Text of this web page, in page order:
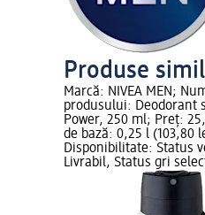
Produse
Marcă: NIVEA MEN;
produsului: Deodorant
Power, 250 ml; Preț:
de bază: 0,25 l (103,80
Disponibilitate: Status
Livrabil, Status gri